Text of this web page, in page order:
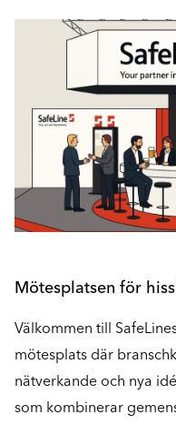
Mötesplatsen för
Välkommen till
mötesplats där
nätverkande och nya
som kombinerar